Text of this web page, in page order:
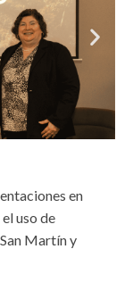
en
uso de
Martín y